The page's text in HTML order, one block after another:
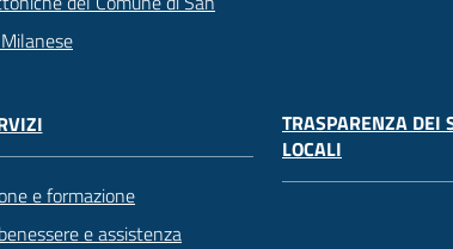
e formazione
e assistenza
TRASPARENZA DEI
LOCALI